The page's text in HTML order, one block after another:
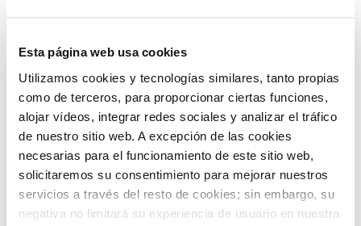
Esta página web usa cookies
Utilizamos cookies y tecnologías similares, tanto propias
como de terceros, para proporcionar ciertas funciones,
alojar vídeos, integrar redes sociales y analizar el tráfico
de nuestro sitio web. A excepción de las cookies
necesarias para el funcionamiento de este sitio web,
solicitaremos su consentimiento para mejorar nuestros
servicios a través del resto de cookies; sin embargo, su
negativa no limitará su experiencia de usuario en nuestra
NDAVANT EN CIFRAS
NUESTROS VALORES